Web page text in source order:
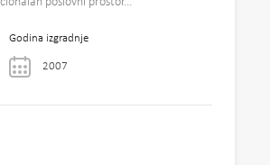
Godina izgradnje
2007